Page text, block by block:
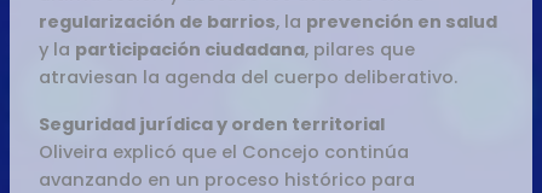
regularización de barrios, la prevención en salud
y la participación ciudadana, pilares que
atraviesan la agenda del cuerpo deliberativo.
Seguridad jurídica y orden territorial
Oliveira explicó que el Concejo continúa
avanzando en un proceso histórico para